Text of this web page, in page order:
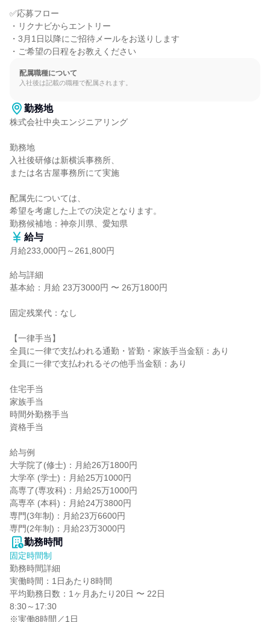
✅応募フロー
・リクナビからエントリー
・3月1日以降にご招待メールをお送りします
・ご希望の日程をお教えください
配属職種について
入社後は記載の職種で配属されます。
勤務地
株式会社中央エンジニアリング
勤務地
入社後研修は新横浜事務所、
または名古屋事務所にて実施
配属先については、
希望を考慮した上での決定となります。
勤務候補地：神奈川県、愛知県
給与
月給233,000円～261,800円
給与詳細
基本給：月給 23万3000円 〜 26万1800円
固定残業代：なし
【一律手当】
全員に一律で支払われる通勤・皆勤・家族手当金額：あり
全員に一律で支払われるその他手当金額：あり
住宅手当
家族手当
時間外勤務手当
資格手当
給与例
大学院了(修士)：月給26万1800円
大学卒 (学士)：月給25万1000円
高専了(専攻科)：月給25万1000円
高専卒 (本科)：月給24万3800円
専門(3年制)：月給23万6600円
専門(2年制)：月給23万3000円
勤務時間
固定時間制
勤務時間詳細
実働時間：1日あたり8時間
平均勤務日数：1ヶ月あたり20日 〜 22日
8:30～17:30
※実働8時間／1日